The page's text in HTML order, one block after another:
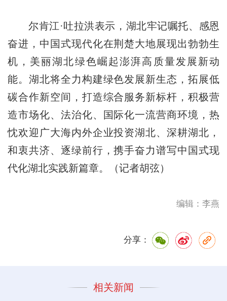
尔肯江·吐拉洪表示，湖北牢记嘱托、感恩
奋进，中国式现代化在荆楚大地展现出勃勃生
机，美丽湖北绿色崛起澎湃高质量发展新动
能。湖北将全力构建绿色发展新生态，拓展低
碳合作新空间，打造综合服务新标杆，积极营
造市场化、法治化、国际化一流营商环境，热
忱欢迎广大海内外企业投资湖北、深耕湖北，
和衷共济、逐绿前行，携手奋力谱写中国式现
代化湖北实践新篇章。（记者胡弦）
编辑：李燕
分享：
相关新闻